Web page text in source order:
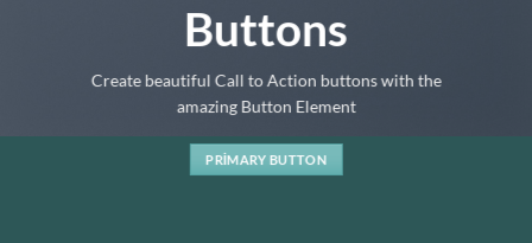
Buttons
Create beautiful Call to Action buttons with the
amazing Button Element
PRIMARY BUTTON